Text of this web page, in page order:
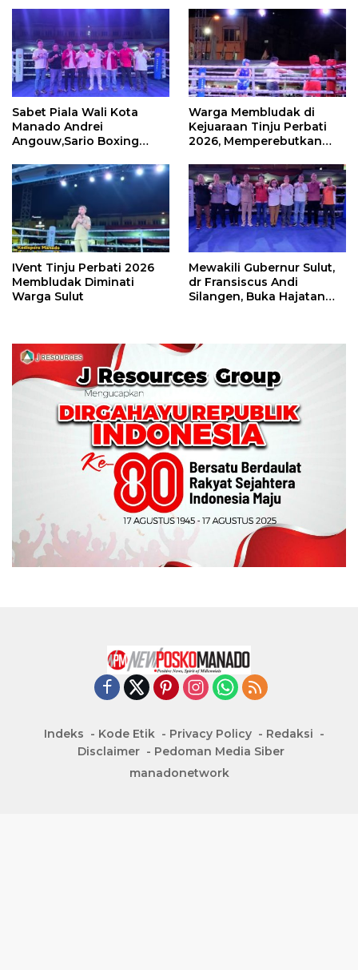
Sabet Piala Wali Kota
Manado Andrei
Angouw,Sario Boxing
Perbati 2026
Warga Membludak di
Kejuaraan Tinju Perbati
2026, Memperebutkan
IVent Tinju Perbati 2026
Membludak Diminati
Warga Sulut
Mewakili Gubernur Sulut,
dr Fransiscus Andi
Silangen, Buka Hajatan
Indeks Kode Etik Privacy Policy
Redaksi
Disclaimer
Pedoman Media Siber
manadonetwork